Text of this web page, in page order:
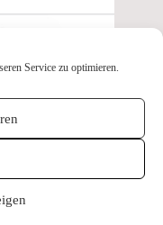
Service zu optimieren.
(EU)